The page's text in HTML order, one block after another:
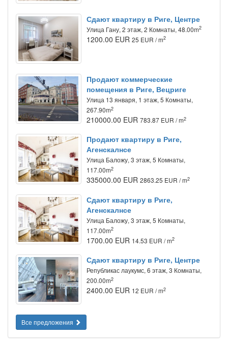
Сдают квартиру в Риге, Центре
Улица Гану, 2 этаж, 2 Комнаты, 48.00m2
1200.00 EUR 25 EUR / m2
Продают коммерческие
помещения в Риге, Вецриге
Улица 13 января, 1 этаж, 5 Комнаты,
267.90m2
210000.00 EUR 783.87 EUR / m2
Продают квартиру в Риге,
Агенскалнсе
Улица Баложу, 3 этаж, 5 Комнаты,
117.00m2
335000.00 EUR 2863.25 EUR / m2
Сдают квартиру в Риге,
Агенскалнсе
Улица Баложу, 3 этаж, 5 Комнаты,
117.00m2
1700.00 EUR 14.53 EUR / m2
Сдают квартиру в Риге, Центре
Републикас лаукумс, 6 этаж, 3 Комнаты,
200.00m2
2400.00 EUR 12 EUR / m2
Все предложения